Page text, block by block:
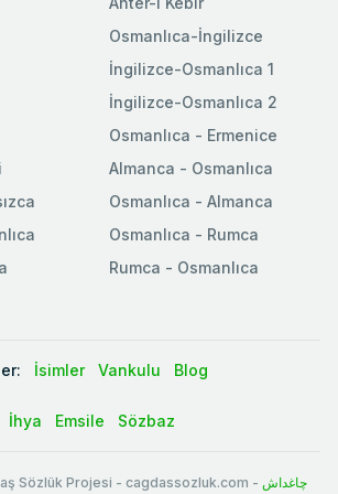
Osmanlıca-İngilizce
İngilizce-Osmanlıca 1
İngilizce-Osmanlıca 2
Osmanlıca - Ermenice
Almanca - Osmanlıca
Osmanlıca - Almanca
Osmanlıca - Rumca
Rumca - Osmanlıca
İsimler Vankulu Blog
İhya Emsile Sözbaz
Sözlük Projesi - cagdassozluk.com - چاغداش